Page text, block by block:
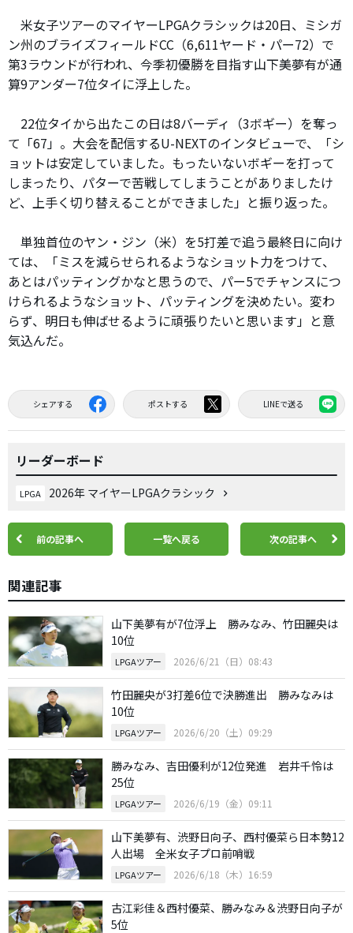
米女子ツアーのマイヤーLPGAクラシックは20日、ミシガ
ン州のブライズフィールドCC（6,611ヤード・パー72）で
第3ラウンドが行われ、今季初優勝を目指す山下美夢有が通
算9アンダー7位タイに浮上した。
22位タイから出たこの日は8バーディ（3ボギー）を奪っ
て「67」。大会を配信するU-NEXTのインタビューで、「シ
ョットは安定していました。もったいないボギーを打って
しまったり、パターで苦戦してしまうことがありましたけ
ど、上手く切り替えることができました」と振り返った。
単独首位のヤン・ジン（米）を5打差で追う最終日に向け
ては、「ミスを減らせられるようなショット力をつけて、
あとはパッティングかなと思うので、パー5でチャンスにつ
けられるようなショット、パッティングを決めたい。変わ
らず、明日も伸ばせるように頑張りたいと思います」と意
気込んだ。
シェアする ポストする LINEで送る
リーダーボード
LPGA 2026年 マイヤーLPGAクラシック
前の記事へ 一覧へ戻る 次の記事へ
関連記事
山下美夢有が7位浮上 勝みなみ、竹田麗央は
10位
LPGAツアー 2026/6/21（日）08:43
竹田麗央が3打差6位で決勝進出 勝みなみは
10位
LPGAツアー 2026/6/20（土）09:29
勝みなみ、吉田優利が12位発進 岩井千怜は
25位
LPGAツアー 2026/6/19（金）09:11
山下美夢有、渋野日向子、西村優菜ら日本勢12
人出場 全米女子プロ前哨戦
LPGAツアー 2026/6/18（木）16:59
古江彩佳＆西村優菜、勝みなみ＆渋野日向子が
5位